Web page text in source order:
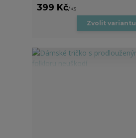
399 Kč/ks
Zvolit variantu